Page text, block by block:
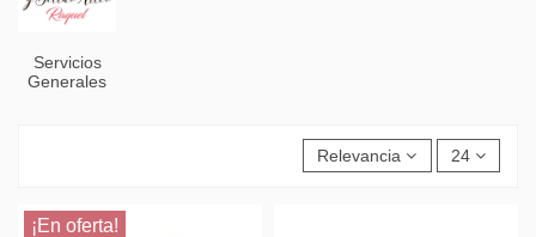
Servicios
Generales
Relevancia 24
¡En oferta!